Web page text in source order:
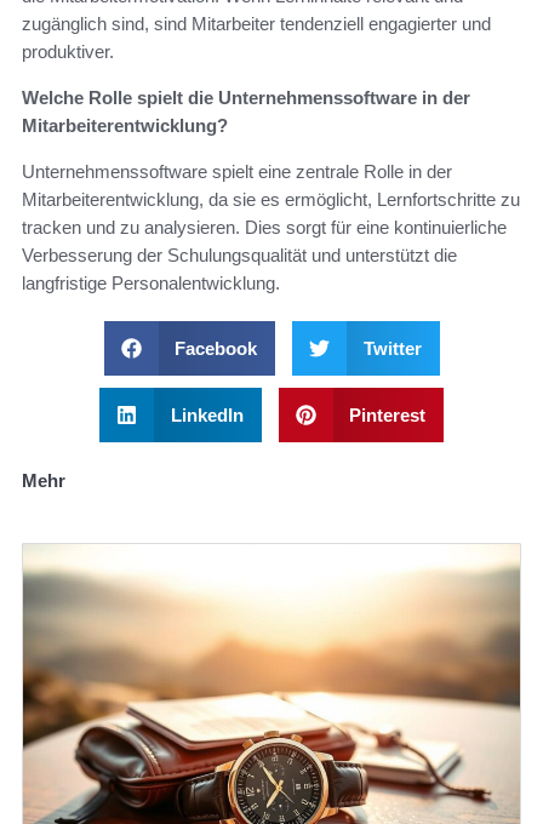
zugänglich sind, sind Mitarbeiter tendenziell engagierter und
produktiver.
Welche Rolle spielt die Unternehmenssoftware in der
Mitarbeiterentwicklung?
Unternehmenssoftware spielt eine zentrale Rolle in der
Mitarbeiterentwicklung, da sie es ermöglicht, Lernfortschritte zu
tracken und zu analysieren. Dies sorgt für eine kontinuierliche
Verbesserung der Schulungsqualität und unterstützt die
langfristige Personalentwicklung.
Facebook Twitter
LinkedIn Pinterest
Mehr